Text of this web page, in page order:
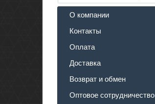
О компании
Контакты
Оплата
Доставка
Возврат и обмен
Оптовое сотрудничество